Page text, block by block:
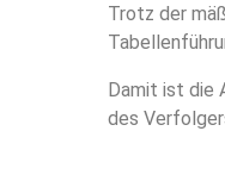
Trotz der
Damit ist die
des